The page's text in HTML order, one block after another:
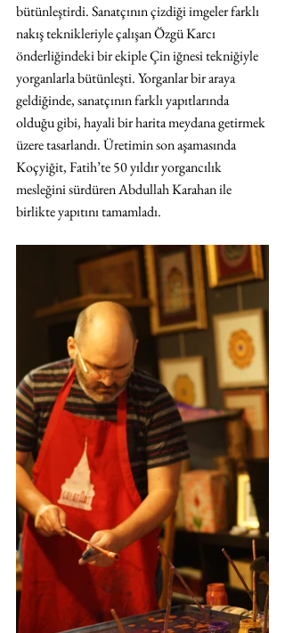
bütünleştirdi. Sanatçının çizdiği imgeler farklı
nakış teknikleriyle çalışan Özgü Karcı
önderliğindeki bir ekiple Çin iğnesi tekniğiyle
yorganlarla bütünleşti. Yorganlar bir araya
geldiğinde, sanatçının farklı yapıtlarında
olduğu gibi, hayali bir harita meydana getirmek
üzere tasarlandı. Üretimin son aşamasında
Koçyiğit, Fatih’te 50 yıldır yorgancılık
mesleğini sürdüren Abdullah Karahan ile
birlikte yapıtını tamamladı.